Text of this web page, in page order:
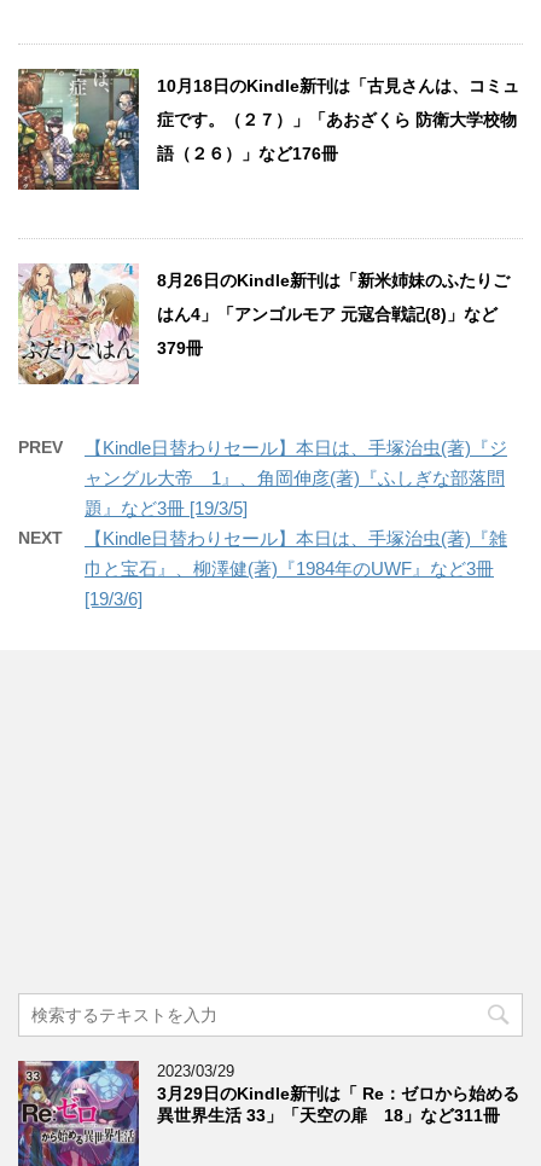
10月18日のKindle新刊は「古見さんは、コミュ
症です。（２７）」「あおざくら 防衛大学校物
語（２６）」など176冊
8月26日のKindle新刊は「新米姉妹のふたりご
はん4」「アンゴルモア 元寇合戦記(8)」など
379冊
PREV
【Kindle日替わりセール】本日は、手塚治虫(著)『ジ
ャングル大帝 1』、角岡伸彦(著)『ふしぎな部落問
題』など3冊 [19/3/5]
NEXT
【Kindle日替わりセール】本日は、手塚治虫(著)『雑
巾と宝石』、柳澤健(著)『1984年のUWF』など3冊
[19/3/6]
2023/03/29
3月29日のKindle新刊は「 Re：ゼロから始める
異世界生活 33」「天空の扉 18」など311冊